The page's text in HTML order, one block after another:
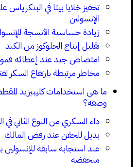
تحفيز خلايا بيتا في البنكرياس
الإنسولين
زيادة حساسية الأنسجة
تقليل إنتاج الجلوكوز من الكبد
امتصاص جيد عند إعطائه
مخاطر مرتبطة بارتفاع السكر
ما هي استخدامات كليبيزيد
وصفه؟
داء السكري من النوع الثاني في
بديل للحقن عند رفض المالك
عند استجابة سابقة
منخفضة